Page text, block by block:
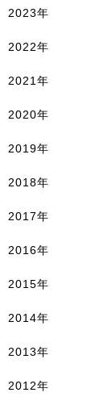
2023年
2022年
2021年
2020年
2019年
2018年
2017年
2016年
2015年
2014年
2013年
2012年